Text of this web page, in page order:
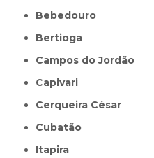
Bebedouro
Bertioga
Campos do Jordão
Capivari
Cerqueira César
Cubatão
Itapira